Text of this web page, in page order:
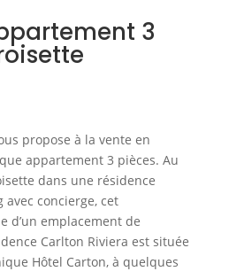
3
propose à la vente en
appartement 3 pièces. Au
dans une résidence
concierge, cet
d’un emplacement de
Carlton Riviera est située
Hôtel Carton, à quelques